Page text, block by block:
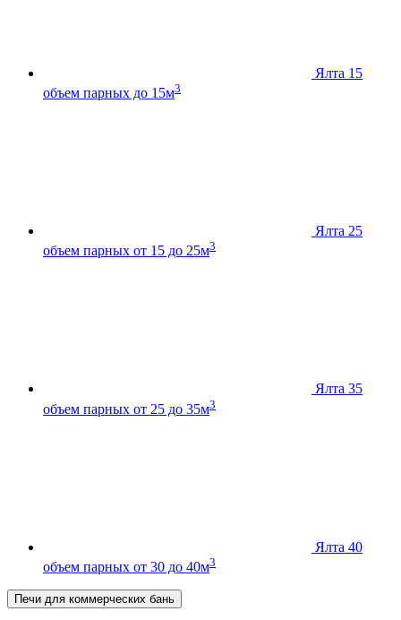
Ялта 15
объем парных до 15м3
Ялта 25
объем парных от 15 до 25м3
Ялта 35
объем парных от 25 до 35м3
Ялта 40
объем парных от 30 до 40м3
Печи для коммерческих бань